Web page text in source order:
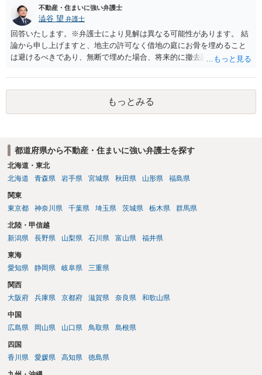
したり、立ち退きを迫る材料に使ったりする可能性は否定できませ
ん。
不動産・住まいに強い弁護士
澁谷 望 弁護士
回答いたします。※弁護士により見解は異なる可能性があります。 結
論から申し上げますと、地主の許可なく借地の庭にお骨を埋めること
は避けるべきであり、無断で埋めた場合、将来的に撤去請求や退去時
上、自分のペットの遺骨を埋める行為自体は墓地埋葬法違反や不法投
棄には該当しないため、犯罪になるわけではありません。しかし、建
物の所有者は質問者様であっても、土地の所有権はあくまで地主にあ
ります。そのため、地主に無断でお骨を埋める行為は、他人の所有権
事前に地主へ相談して許可を得るか、土地に直接埋めずに大きめの鉢
植え等で供養する「プランター葬」や、ペット霊園等への納骨を検討
されるのが確実かと思います。
もっとみる
都道府県から不動産・住まいに強い弁護士を探す
北海道・東北
北海道
青森県 岩手県 宮城県 秋田県 山形県 福島県
関東
東京都
神奈川県 千葉県 埼玉県 茨城県 栃木県 群馬県
北陸・甲信越
新潟県
長野県 山梨県 石川県 富山県 福井県
東海
愛知県
静岡県 岐阜県 三重県
関西
大阪府
兵庫県 京都府 滋賀県 奈良県 和歌山県
中国
広島県
岡山県 山口県 鳥取県 島根県
四国
香川県
愛媛県 高知県 徳島県